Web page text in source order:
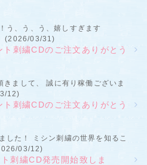
う、う、う、嬉しすぎます
(2026/03/31)
刺繍CDのご注文ありがとう
まして、 誠に有り稼働ございま
12)
刺繍CDのご注文ありがとう
した！ ミシン刺繍の世界を知るこ
03/12)
刺繍CD発売開始致しま